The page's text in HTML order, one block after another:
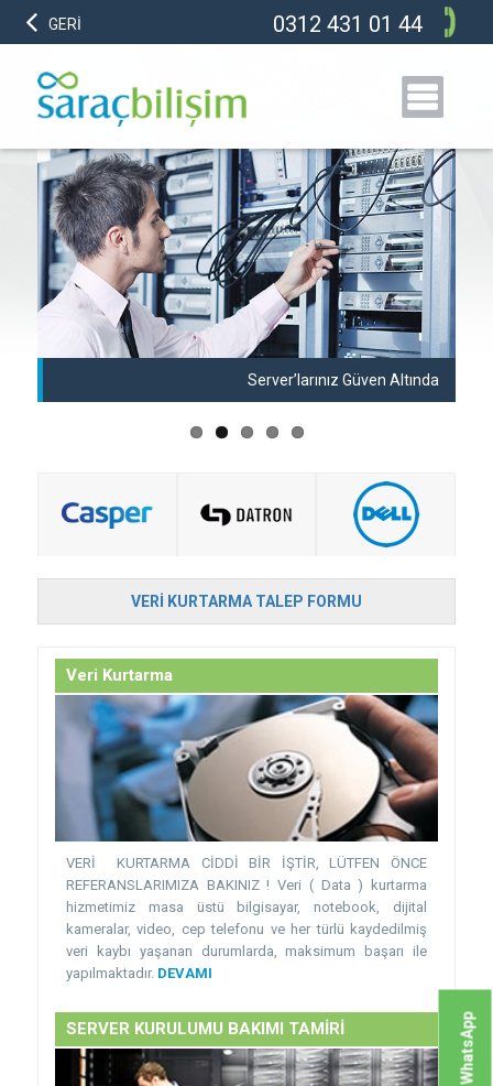
GERİ 0312 431 01 44
Server’larınız Güven Altında
VERI KURTARMA TALEP FORMU
Veri Kurtarma
VERİ KURTARMA CİDDİ BİR İŞTİR, LÜTFEN ÖNCE
REFERANSLARIMIZA BAKINIZ ! Veri ( Data ) kurtarma
hizmetimiz masa üstü bilgisayar, notebook, dijital
kameralar, video, cep telefonu ve her türlü kaydedilmiş
veri kaybı yaşanan durumlarda, maksimum başarı ile
yapılmaktadır. DEVAMI
SERVER KURULUMU BAKIMI TAMİRİ WhatsApp